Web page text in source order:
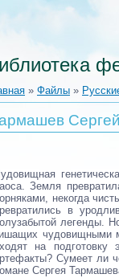
» Файлы »
Земля
некогда
в
легенды.
чудовищными
на подготовку
Сумеет ли
Сергея